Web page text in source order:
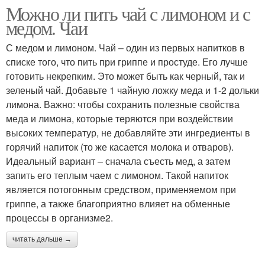
Лимон от горла Мёд с лимоном
Вод с лимоном
Можно ли пить чай с лимоном и с
медом. Чаи
С медом и лимоном. Чай – один из первых напитков в
списке того, что пить при гриппе и простуде. Его лучше
готовить некрепким. Это может быть как черный, так и
зеленый чай. Добавьте 1 чайную ложку меда и 1-2 дольки
лимона. Важно: чтобы сохранить полезные свойства
меда и лимона, которые теряются при воздействии
высоких температур, не добавляйте эти ингредиенты в
горячий напиток (то же касается молока и отваров).
Идеальный вариант – сначала съесть мед, а затем
запить его теплым чаем с лимоном. Такой напиток
является потогонным средством, применяемом при
гриппе, а также благоприятно влияет на обменные
процессы в организме2.
читать дальше →